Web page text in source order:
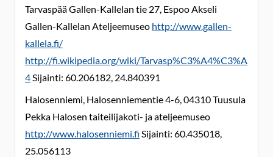
Tarvaspää Gallen-Kallelan tie 27, Espoo Akseli
Gallen-Kallelan Ateljeemuseo http://www.gallen-
kallela.fi/
http://fi.wikipedia.org/wiki/Tarvasp%C3%A4%C3%A
4Sijainti: 60.206182, 24.840391
Halosenniemi, Halosenniementie 4-6, 04310 Tuusula
Pekka Halosen taiteilijakoti- ja ateljeemuseo
http://www.halosenniemi.fi Sijainti: 60.435018,
25.056113